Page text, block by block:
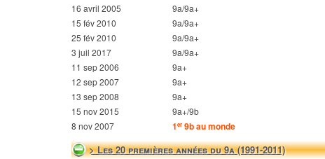
16 avril 2005
9a/9a+
15 fév 2010
9a/9a+
25 fév 2010
9a/9a+
3 juil 2017
9a/9a+
11 sep 2006
9a+
12 sep 2007
9a+
13 sep 2008
9a+
15 nov 2015
9a+/9b
8 nov 2007
1er 9b au monde
> Les 20 premières années du 9a (1991-2011)